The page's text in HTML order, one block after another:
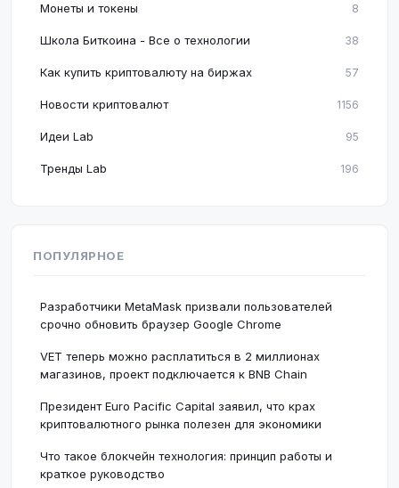
Монеты и токены 8
Школа Биткоина - Все о технологии 38
Как купить криптовалюту на биржах 57
Новости криптовалют 1156
Идеи Lab 95
Тренды Lab 196
ПОПУЛЯРНОЕ
Разработчики MetaMask призвали пользователей
срочно обновить браузер Google Chrome
VET теперь можно расплатиться в 2 миллионах
магазинов, проект подключается к BNB Chain
Президент Euro Pacific Capital заявил, что крах
криптовалютного рынка полезен для экономики
Что такое блокчейн технология: принцип работы и
краткое руководство